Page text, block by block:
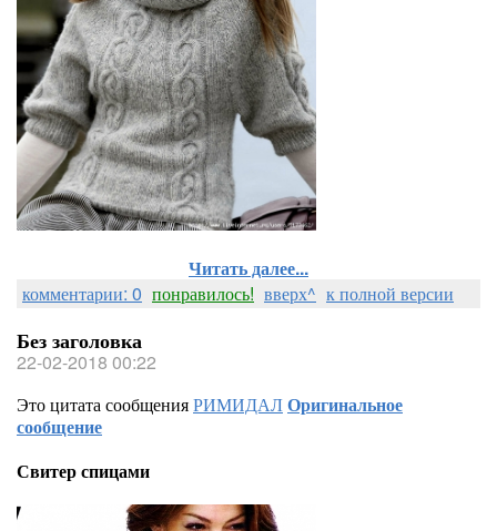
Читать далее...
комментарии: 0 понравилось! вверх^ к полной версии
Без заголовка
22-02-2018 00:22
Это цитата сообщенияРИМИДАЛОригинальное
сообщение
Свитер спицами